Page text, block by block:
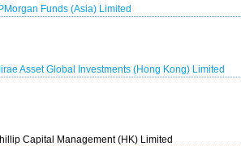
Funds (Asia) Limited
Asset Global Investments (Hong Kong) Limited
Capital Management (HK) Limited